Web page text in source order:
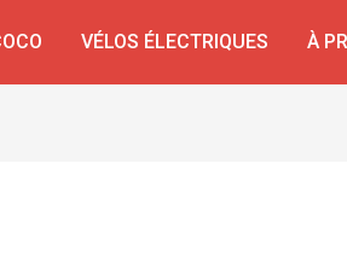
VÉLOS ÉLECTRIQUES À